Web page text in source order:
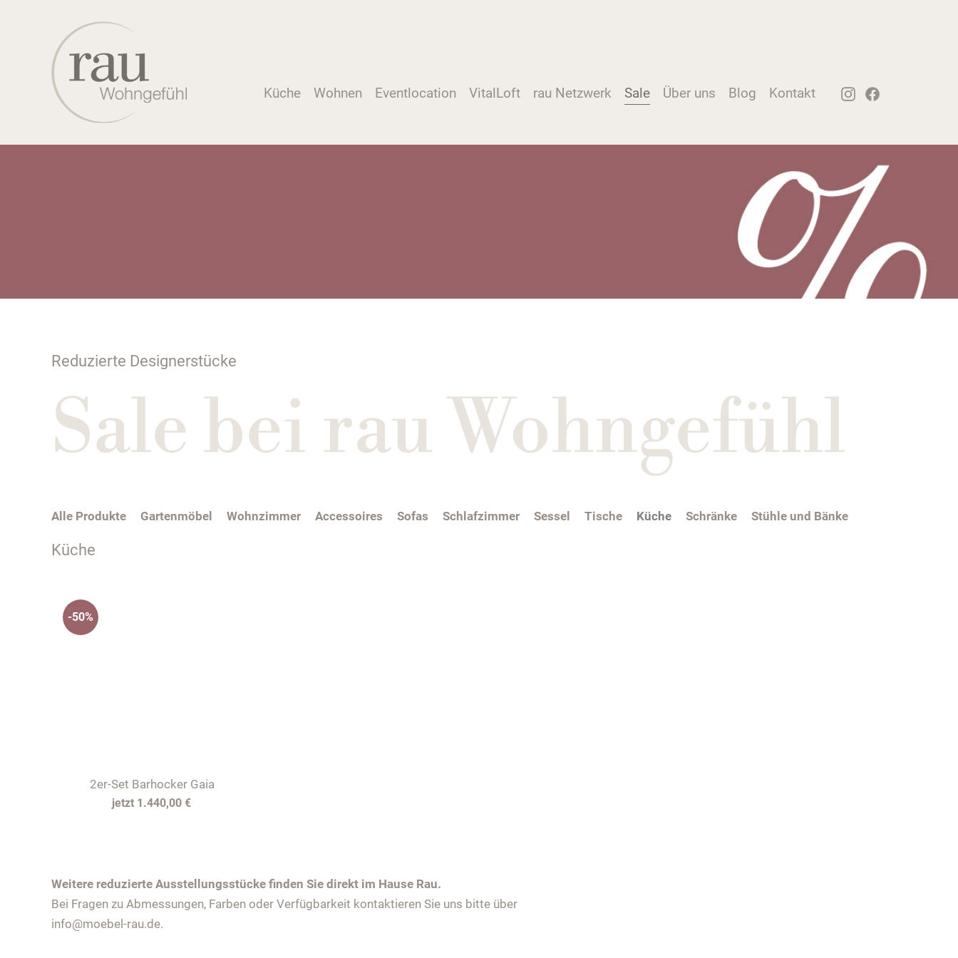
Küche Wohnen Eventlocation VitalLoft rau Netzwerk Sale Über uns Blog Kontakt
Reduzierte Designerstücke
Sale bei rau Wohngefühl
Alle Produkte Gartenmöbel Wohnzimmer Accessoires Sofas Schlafzimmer Sessel Tische Küche Schränke Stühle und Bänke
Küche
2er-Set Barhocker Gaia
1.440,00 €
-50%
Weitere reduzierte Ausstellungsstücke finden Sie direkt im Hause Rau.
Bei Fragen zu Abmessungen, Farben oder Verfügbarkeit kontaktieren Sie uns bitte über
info@moebel-rau.de.